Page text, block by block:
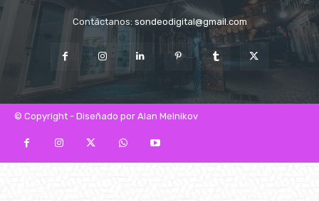
Contáctanos: sondeodigital@gmail.com
© Copyright - Diseñado por Alan Melnikov